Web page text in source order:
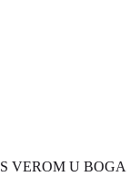
S VEROM U BOGA